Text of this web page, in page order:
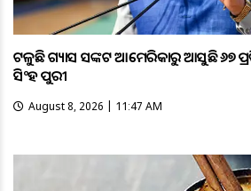
ଟଳୁଛି ଗ୍ୟାସ ସଙ୍କଟ ଆମେରିକାରୁ ଆସୁଛି ୬୭
ସିଂହ ପୁରୀ
August 8, 2026 | 11:47 AM